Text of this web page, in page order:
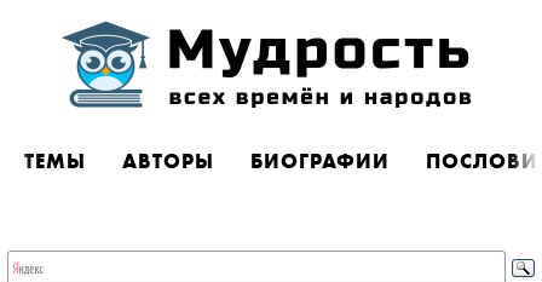
ТЕМЫ АВТОРЫ БИОГРАФИИ